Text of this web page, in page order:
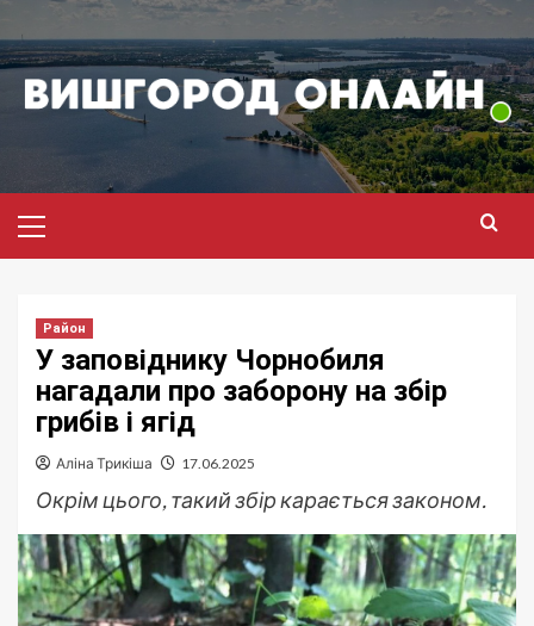
до
вмісту
меню
Район
У заповіднику Чорнобиля
нагадали про заборону на збір
грибів і ягід
Аліна Трикіша 17.06.2025
Окрім цього, такий збір карається законом.